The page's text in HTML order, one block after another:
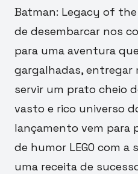
Batman: Legacy of
de desembarcar nos
para uma aventura
gargalhadas, entregar
servir um prato cheio
vasto e rico universo
lançamento vem para
de humor LEGO com a
uma receita de